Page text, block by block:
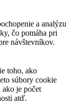
a analýzu
čo pomáha pri
návštevníkov.
toho, ako
súbory cookie
je počet
atď.